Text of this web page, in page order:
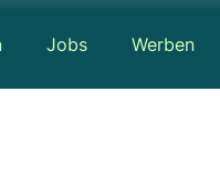
Jobs Werben